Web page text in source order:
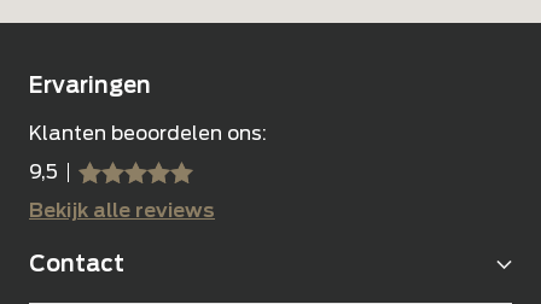
Ervaringen
Klanten beoordelen ons:
9,5
sssss
SSSSS
Bekijk alle reviews
Contact